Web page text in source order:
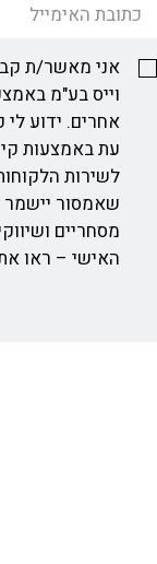
אני מאשר/ת
אחרים. ידוע
לשירות
שאמסור יישמר
מסחריים
האישי – ראו